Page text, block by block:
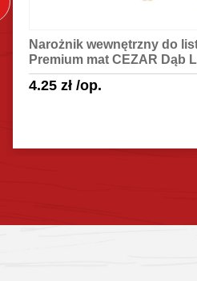
Narożnik wewnętrzny do
Premium mat CEZAR Dąb
4.25zł /op.